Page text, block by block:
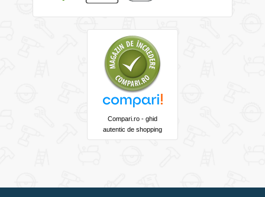
Compari.ro - ghid
autentic de shopping